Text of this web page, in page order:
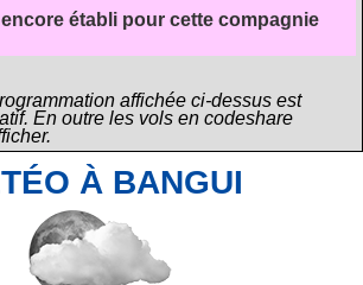
établi pour cette compagnie
affichée ci-dessus est
En outre les vols en codeshare
À BANGUI